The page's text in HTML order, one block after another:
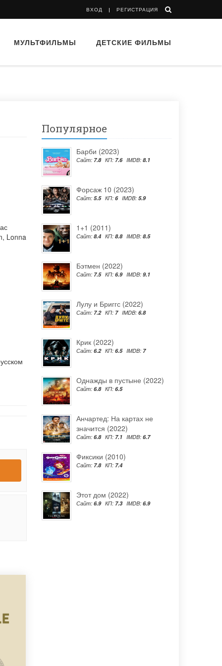
ВХОД РЕГИСТРАЦИЯ
МУЛЬТФИЛЬМЫ ДЕТСКИЕ ФИЛЬМЫ
, Lonna
Популярное
Барби (2023)
Сайт: 7.8 КП: 7.6 IMDB: 8.1
Форсаж 10 (2023)
Сайт: 5.5 КП: 6 IMDB: 5.9
1+1 (2011)
Сайт: 8.4 КП: 8.8 IMDB: 8.5
Бэтмен (2022)
Сайт: 7.5 КП: 6.9 IMDB: 9.1
Лулу и Бриггс (2022)
Сайт: 7.2 КП: 7 IMDB: 6.8
Крик (2022)
Сайт: 6.2 КП: 6.5 IMDB: 7
Однажды в пустыне (2022)
Сайт: 6.8 КП: 6.5
Анчартед: На картах не
значится (2022)
Сайт: 6.8 КП: 7.1 IMDB: 6.7
Фиксики (2010)
Сайт: 7.8 КП: 7.4
Этот дом (2022)
Сайт: 6.9 КП: 7.3 IMDB: 6.9